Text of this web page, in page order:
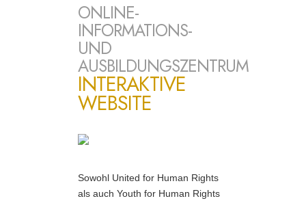
ONLINE-
INFORMATIONS-
UND
AUSBILDUNGSZENTRUM
INTERAKTIVE
WEBSITE
Sowohl United for Human Rights
als auch Youth for Human Rights